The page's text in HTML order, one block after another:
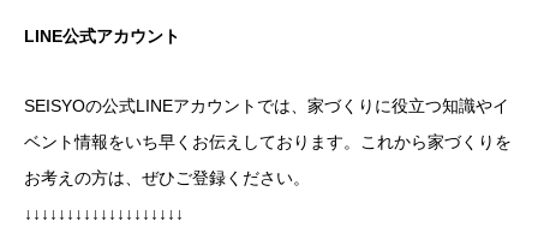
LINE公式アカウント
SEISYOの公式LINEアカウントでは、家づくりに役立つ知識やイ
ベント情報をいち早くお伝えしております。これから家づくりを
お考えの方は、ぜひご登録ください。
↓↓↓↓↓↓↓↓↓↓↓↓↓↓↓↓↓↓↓